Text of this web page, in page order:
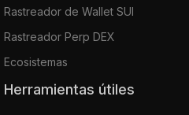
Rastreador de Wallet SUI
Rastreador Perp DEX
Ecosistemas
Herramientas útiles